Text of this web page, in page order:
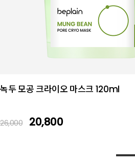
녹두 모공 크라이오 마스크 120ml
26,000 20,800